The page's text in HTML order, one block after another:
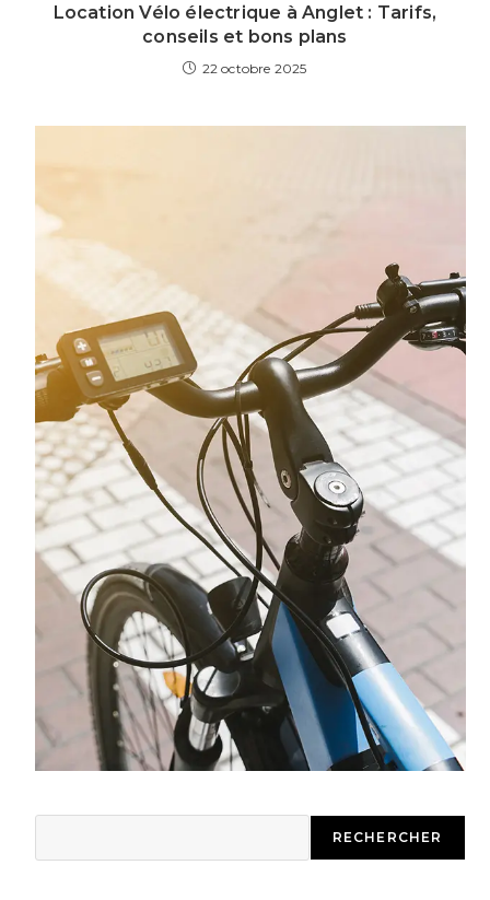
Location Vélo électrique à Anglet : Tarifs,
conseils et bons plans
22 octobre 2025
RECHERCHER